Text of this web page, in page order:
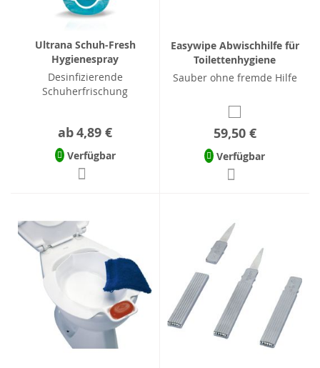
Ultrana Schuh-Fresh
Hygienespray
Desinfizierende
Schuherfrischung
ab4,89 €
Verfügbar
Easywipe Abwischhilfe für
Toilettenhygiene
Sauber ohne fremde Hilfe
59,50 €
Verfügbar